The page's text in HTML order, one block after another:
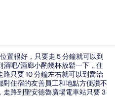
置很好，只要走 5 分鐘就可以到
吧/酒廊小酌幾杯放鬆一下，住
只要 10 分鐘左右就可以到喬治
住宿的友善員工和地點方便讚不
路到聖安德魯廣場電車站只要 3